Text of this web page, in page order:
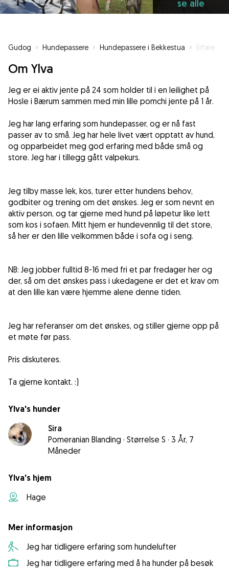
se alle
Gudog » Hundepassere » Hundepassere i Bekkestua » Erfaren hundepasser i Bærum
Om Ylva
Jeg er ei aktiv jente på 24 som holder til i en leilighet på
Hosle i Bærum sammen med min lille pomchi jente på 1 år.
Jeg har lang erfaring som hundepasser, og er nå fast
passer av to små. Jeg har hele livet vært opptatt av hund,
og opparbeidet meg god erfaring med både små og
store. Jeg har i tillegg gått valpekurs.
Jeg tilby masse lek, kos, turer etter hundens behov,
godbiter og trening om det ønskes. Jeg er som nevnt en
aktiv person, og tar gjerne med hund på løpetur like lett
som kos i sofaen. Mitt hjem er hundevennlig til det store,
så her er den lille velkommen både i sofa og i seng.
NB: Jeg jobber fulltid 8-16 med fri et par fredager her og
der, så om det ønskes pass i ukedagene er det et krav om
at den lille kan være hjemme alene denne tiden.
Jeg har referanser om det ønskes, og stiller gjerne opp på
et møte før pass.
Pris diskuteres.
Ta gjerne kontakt. :)
Ylva's hunder
Sira
Pomeranian Blanding · Størrelse S · 3 År, 7
Måneder
Ylva's hjem
Hage
Mer informasjon
Jeg har tidligere erfaring som hundelufter
Jeg har tidligere erfaring med å ha hunder på besøk